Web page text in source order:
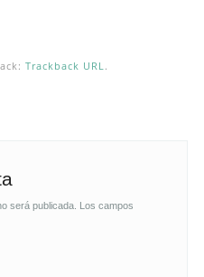
Trackback URL .
será publicada. Los campos